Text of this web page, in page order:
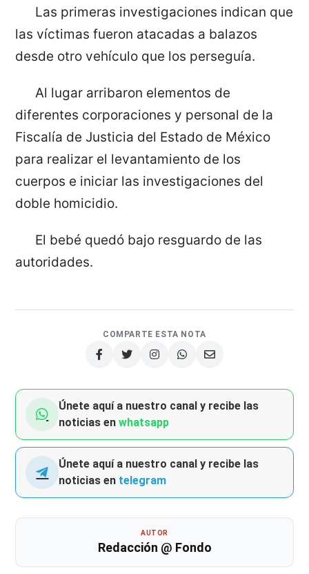
Las primeras investigaciones indican que
las víctimas fueron atacadas a balazos
desde otro vehículo que los perseguía.
Al lugar arribaron elementos de
diferentes corporaciones y personal de la
Fiscalía de Justicia del Estado de México
para realizar el levantamiento de los
cuerpos e iniciar las investigaciones del
doble homicidio.
El bebé quedó bajo resguardo de las
autoridades.
COMPARTE ESTA NOTA
Únete aquí a nuestro canal y recibe las
noticias enwhatsapp
Únete aquí a nuestro canal y recibe las
noticias en telegram
AUTOR
Redacción @ Fondo